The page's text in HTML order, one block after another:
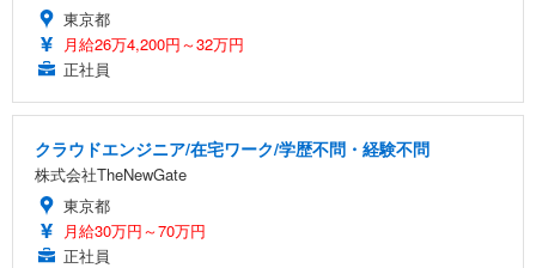
東京都
月給26万4,200円～32万円
正社員
クラウドエンジニア/在宅ワーク/学歴不問・経験不問
株式会社TheNewGate
東京都
月給30万円～70万円
正社員